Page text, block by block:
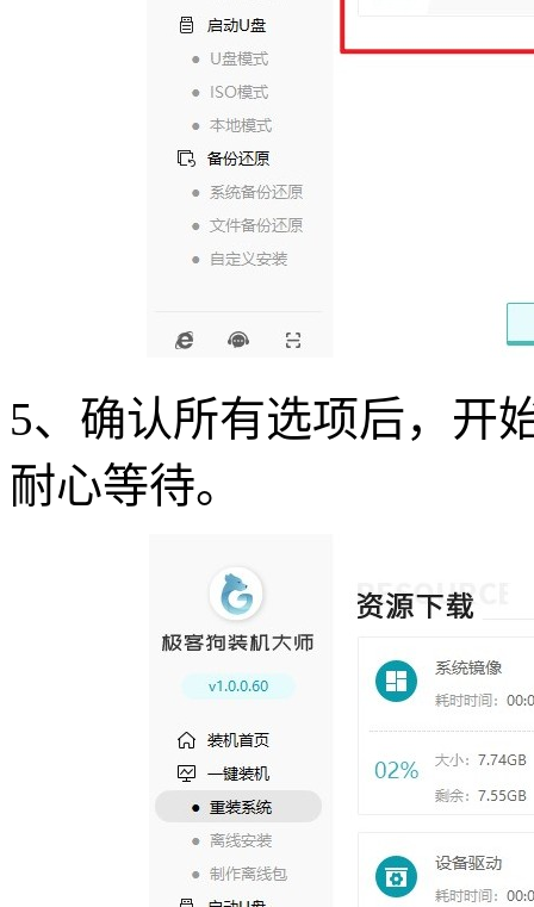
5、确认所有选项后，开
耐心等待。